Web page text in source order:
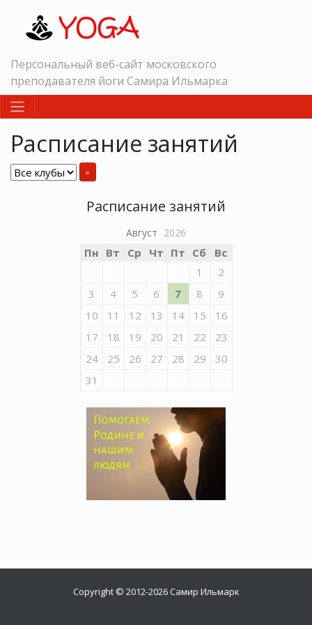
Персональный веб-сайт московского
преподавателя йоги Самира Ильмарка
Расписание занятий
»
Расписание занятий
Август 2026
Пн Вт Ср Чт Пт Сб
Вс
1
2
3
4 5 6 7 8
9
10
11 12 13 14 15
16
17
18 19 20 21 22
23
24
25 26 27 28 29
30
31
Copyright © 2012-2026 Самир Ильмарк